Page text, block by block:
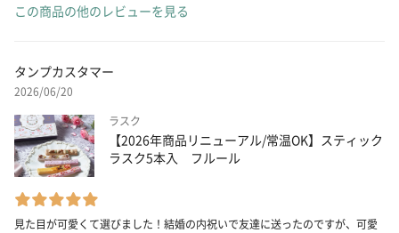
この商品の他のレビューを見る
タンプカスタマー
2026/06/20
ラスク
【2026年商品リニューアル/常温OK】スティック
ラスク5本入 フルール
見た目が可愛くて選びました！結婚の内祝いで友達に送ったのですが、可愛